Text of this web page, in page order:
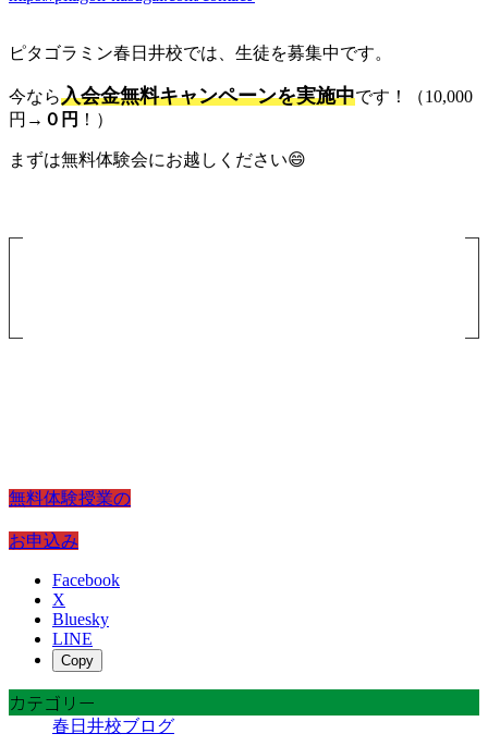
ピタゴラミン春日井校では、生徒を募集中です。
今なら入会金無料キャンペーンを実施中です！（10,000
円→ ０円 ！）
まずは無料体験会にお越しください😄
無料体験授業の
お申込み
Facebook
X
Bluesky
LINE
Copy
カテゴリー
春日井校ブログ